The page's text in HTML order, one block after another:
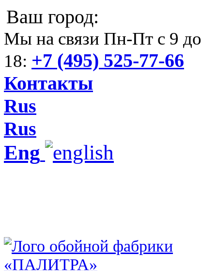
Ваш город:
Мы на связи Пн-Пт с 9 до
18: +7 (495) 525-77-66
Контакты
Rus
Rus
Eng